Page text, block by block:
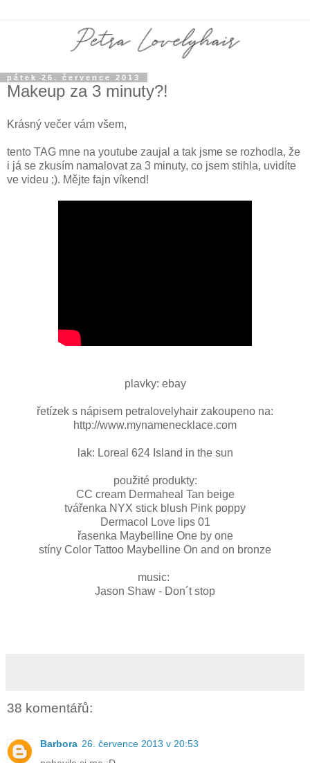
pátek 26. července 2013
Makeup za 3 minuty?!
Krásný večer vám všem,
tento TAG mne na youtube zaujal a tak jsme se rozhodla, že
i já se zkusím namalovat za 3 minuty, co jsem stihla, uvidíte
ve videu ;). Mějte fajn víkend!
plavky: ebay
řetízek s nápisem petralovelyhair zakoupeno na:
http://www.mynamenecklace.com
lak: Loreal 624 Island in the sun
použité produkty:
CC cream Dermaheal Tan beige
tvářenka NYX stick blush Pink poppy
Dermacol Love lips 01
řasenka Maybelline One by one
stíny Color Tattoo Maybelline On and on bronze
music:
Jason Shaw - Don´t stop
38 komentářů:
Barbora 26. července 2013 v 20:53